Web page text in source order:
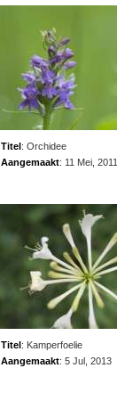
Titel: Orchidee
Aangemaakt: 11 Mei, 2011
Titel: Kamperfoelie
Aangemaakt: 5 Jul, 2013